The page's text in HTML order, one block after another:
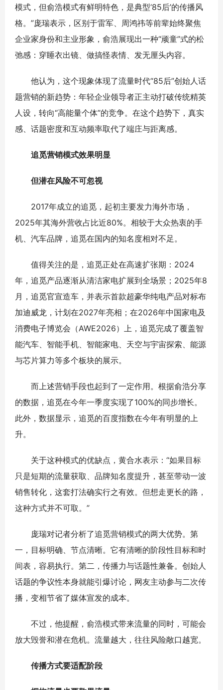
模式，但俞浩模式有鲜明特色，是典型‘85后’的传播风
格。”庞瑞表示，区别于雷军、周鸿祎等前辈始终聚焦
企业家身份和主业形象，俞浩展现出一种“顽童”式的松
弛感：穿睡衣出镜、做搞怪表情、发无厘头内容。
他认为，这个现象体现了流量时代“85后”创始人话
题营销的新趋势：年轻企业领导者正主动打破传统精英
人设，转向“高能量个体”的竞争。在这个趋势下，真实
感、话题密度和互动频率取代了端庄与距离感。
追觅营销模式效果明显
但潜在风险不可忽视
2017年成立的追觅，起初主要发力海外市场，
2025年其海外营收占比近80%。相较于大众热衷的手
机、汽车品牌，追觅在国内的知名度相对不足。
值得关注的是，追觅正处在高速扩张期：2024
年，追觅产品逐渐从清洁家电扩展到全场景；2025年8
月，追觅官宣造车，并表示首款超豪华纯电产品对标布
加迪威龙，计划在2027年亮相；在2026年中国家电及
消费电子博览会（AWE2026）上，追觅完成了覆盖智
能汽车、智能手机、智能家电、天空与宇宙探索、能源
与芯片算力等多个板块的展示。
而上述营销手段也起到了一定作用。根据俞浩分享
的数据，追觅在今年一季度实现了100%的同步增长。
此外，数据显示，追觅的百度指数在今年有明显的上
升。
关于这种模式的优缺点，黄合水表示：“如果目标
只是短期的流量获取、品牌知名度提升，甚至带动一波
销售转化，这套打法确实行之有效。但想走更长的路，
这种方式并不可取。”
庞瑞对记者分析了追觅营销模式的两大优势。第
一，目标明确、节点清晰。它有清晰的阶段性目标和时
间表，容易执行。第二，传播力与话题性兼备。创始人
话题的争议性本身就能引爆讨论，网友主动参与二次传
播，变相节省了媒体宣发的成本。
不过，他提醒，俞浩模式带来流量的同时，可能会
放大毁誉和潜在危机。流量越大，往往风险敞口越宽。
传播方式要适配阶段